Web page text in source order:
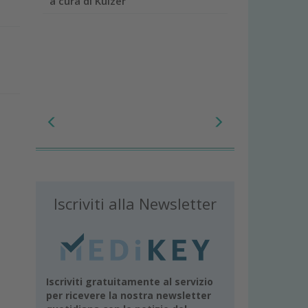
Iscriviti alla Newsletter
Iscriviti gratuitamente al servizio
per ricevere la nostra newsletter